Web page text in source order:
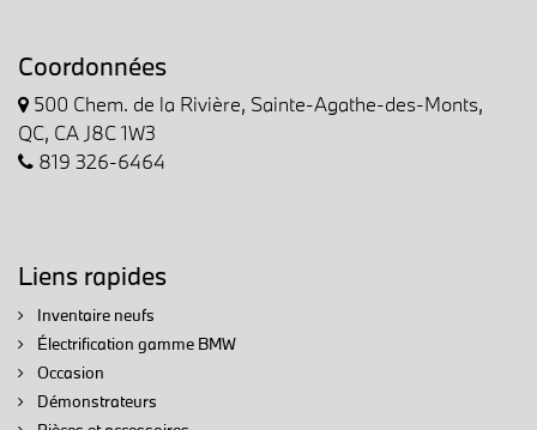
Coordonnées
500 Chem. de la Rivière, Sainte-Agathe-des-Monts,
QC, CA J8C 1W3
819 326-6464
Liens rapides
Inventaire neufs
Électrification gamme BMW
Occasion
Démonstrateurs